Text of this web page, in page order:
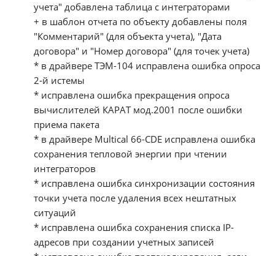
учета" добавлена таблица с интеграторами
+ в шаблон отчета по объекту добавлены поля
"Комментарий" (для объекта учета), "Дата
договора" и "Номер договора" (для точек учета)
* в драйвере ТЭМ-104 исправлена ошибка опроса
2-й истемы
* исправлена ошибка прекращения опроса
вычислителей КАРАТ мод.2001 после ошибки
приема пакета
* в драйвере Multical 66-CDE исправлена ошибка
сохранения тепловой энергии при чтении
интеграторов
* исправлена ошибка синхронизации состояния
точки учета после удаления всех нештатных
ситуаций
* исправлена ошибка сохранения списка IP-
адресов при создании учетных записей